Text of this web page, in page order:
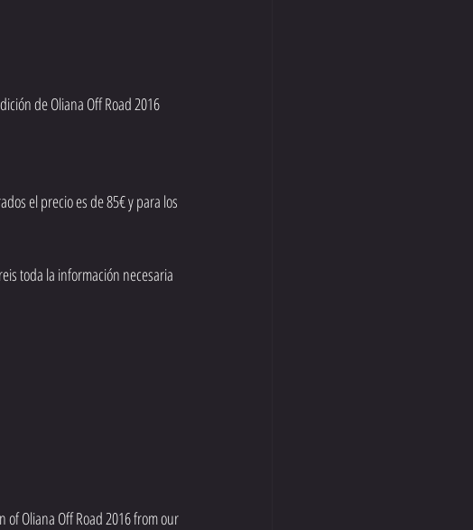
de Oliana Off Road 2016
el precio es de 85€ y para los
toda la información necesaria
Oliana Off Road 2016 from our